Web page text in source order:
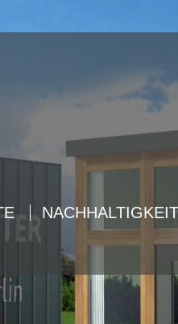
questions?
NACHHALTIGKEIT